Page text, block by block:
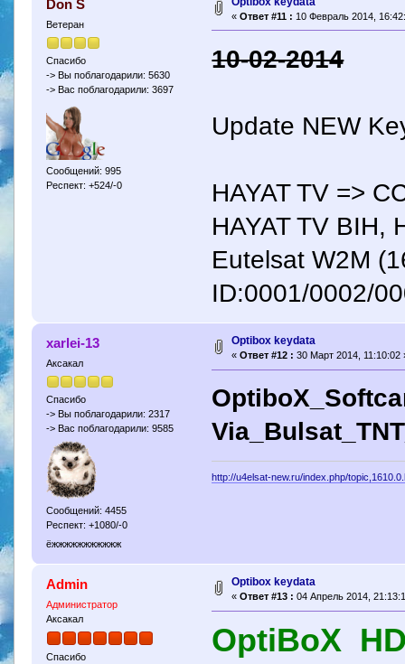
Don S
Ветеран
Спасибо
-> Вы поблагодарили: 5630
-> Вас поблагодарили: 3697
Сообщений: 995
Респект: +524/-0
« Ответ #11 : 10 Февраль 2014,
10-02-2014
Update NEW
HAYAT TV =>
HAYAT TV BIH,
Eutelsat W2M
ID:0001/0002/
xarlei-13
Аксакал
Спасибо
-> Вы поблагодарили: 2317
-> Вас поблагодарили: 9585
Сообщений: 4455
Респект: +1080/-0
ёжжжжжжжжжжж
Optibox keydata
« Ответ #12 : 30 Март 2014, 11:10:02
http://u4elsat-new.ru/index.php/
Admin
Администратор
Аксакал
Спасибо
Optibox keydata
« Ответ #13 : 04 Апрель 2014,
OptiBoX